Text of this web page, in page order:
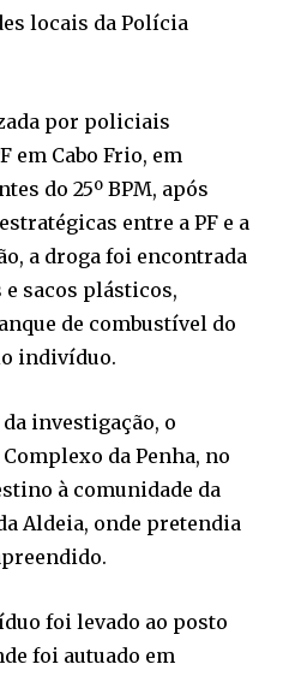
locais da Polícia
por policiais
em Cabo Frio, em
do 25º BPM, após
entre a PF e a
a droga foi encontrada
sacos plásticos,
de combustível do
indivíduo.
investigação, o
da Penha, no
à comunidade da
Aldeia, onde pretendia
foi levado ao posto
foi autuado em